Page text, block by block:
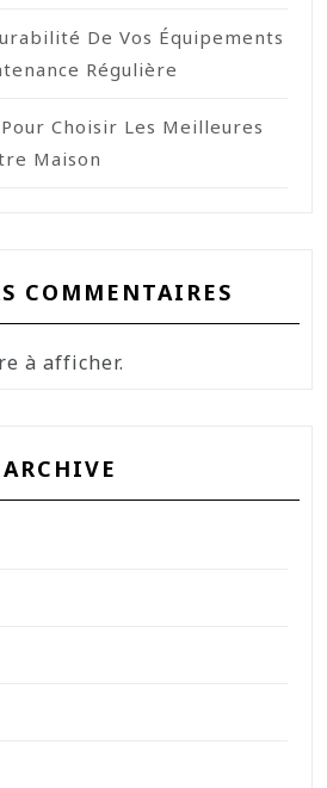
De Vos Équipements
Régulière
Choisir Les Meilleures
Maison
COMMENTAIRES
à afficher.
ARCHIVE